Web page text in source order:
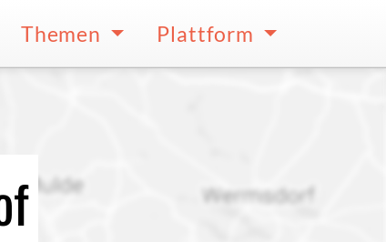
Themen Plattform